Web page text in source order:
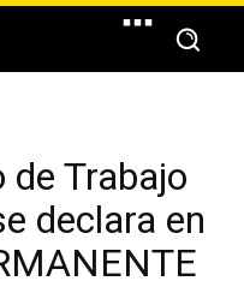
Trabajo
declara en